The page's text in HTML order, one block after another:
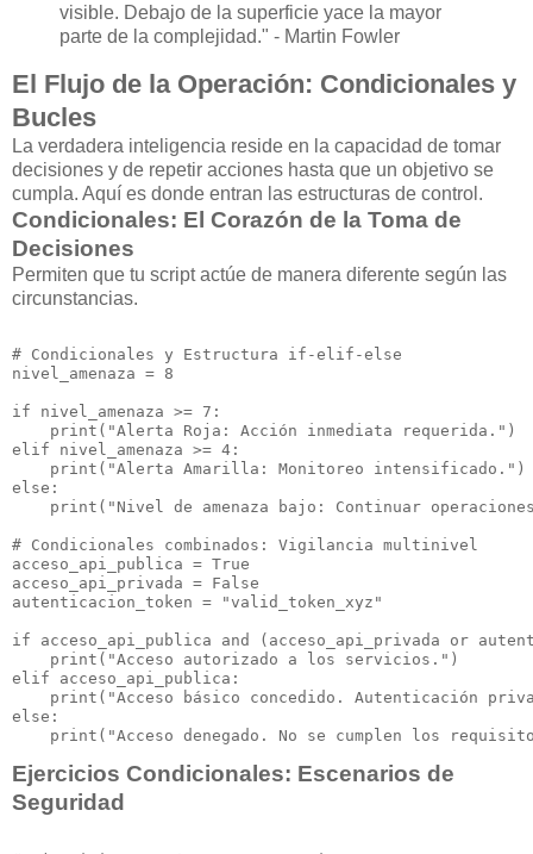
visible. Debajo de la superficie yace la mayor
parte de la complejidad." - Martin Fowler
El Flujo de la Operación: Condicionales y
Bucles
La verdadera inteligencia reside en la capacidad de tomar
decisiones y de repetir acciones hasta que un objetivo se
cumpla. Aquí es donde entran las estructuras de control.
Condicionales: El Corazón de la Toma de
Decisiones
Permiten que tu script actúe de manera diferente según las
circunstancias.
# Condicionales y Estructura if-elif-else
nivel_amenaza = 8
if nivel_amenaza >= 7:
    print("Alerta Roja: Acción inmediata requerida.")
elif nivel_amenaza >= 4:
    print("Alerta Amarilla: Monitoreo intensificado.")
else:
print("Nivel de amenaza bajo: Continuar
# Condicionales combinados: Vigilancia multinivel
acceso_api_publica = True
acceso_api_privada = False
autenticacion_token = "valid_token_xyz"
if acceso_api_publica and (acceso_api_privada or
    print("Acceso autorizado a los servicios.")
elif acceso_api_publica:
print("Acceso básico concedido. Autenticación
else:
Ejercicios Condicionales: Escenarios de
Seguridad